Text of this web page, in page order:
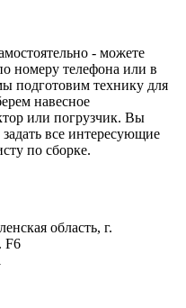
- можете
номеру телефона или в
подготовим технику для
навесное
или погрузчик. Вы
все интересующие
по сборке.
область, г.
F6